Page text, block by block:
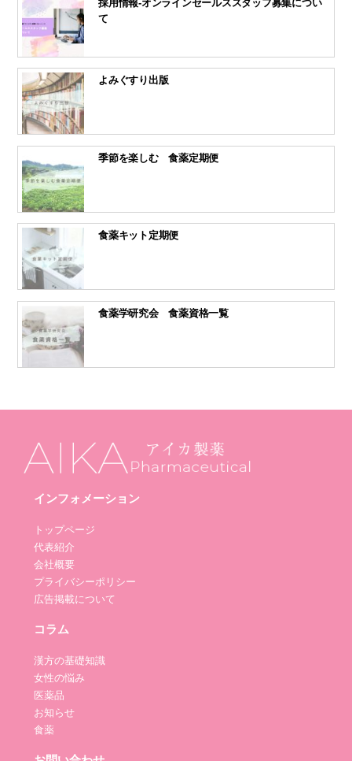
採用情報-オンラインセールススタッフ募集につい
て
よみぐすり出版
季節を楽しむ 食薬定期便
食薬キット定期便
食薬学研究会 食薬資格一覧
インフォメーション
トップページ
代表紹介
会社概要
プライバシーポリシー
広告掲載について
コラム
漢方の基礎知識
女性の悩み
医薬品
お知らせ
食薬